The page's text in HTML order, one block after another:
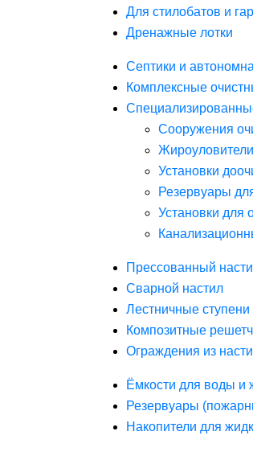
Для стилобатов и
Дренажные лотки
Септики и
Комплексные
Сооружения
Установки
Резервуары
Установки для
Прессованный
Сварной настил
Лестничные ступени
Композитные
Ограждения из
Ёмкости для воды и
Резервуары
Накопители для